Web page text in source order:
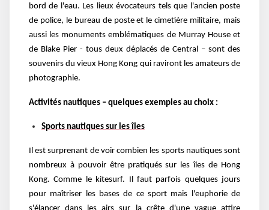
bord de l'eau. Les lieux évocateurs tels que l'ancien poste
de police, le bureau de poste et le cimetière militaire, mais
aussi les monuments emblématiques de Murray House et
de Blake Pier - tous deux déplacés de Central – sont des
souvenirs du vieux Hong Kong qui raviront les amateurs de
photographie.
Activités nautiques – quelques exemples au choix :
Sports nautiques sur les îles
Il est surprenant de voir combien les sports nautiques sont
nombreux à pouvoir être pratiqués sur les îles de Hong
Kong. Comme le kitesurf. Il faut parfois quelques jours
pour maîtriser les bases de ce sport mais l'euphorie de